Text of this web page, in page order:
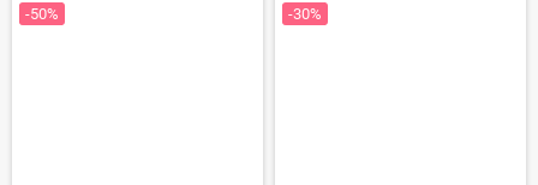
-50%
-30%